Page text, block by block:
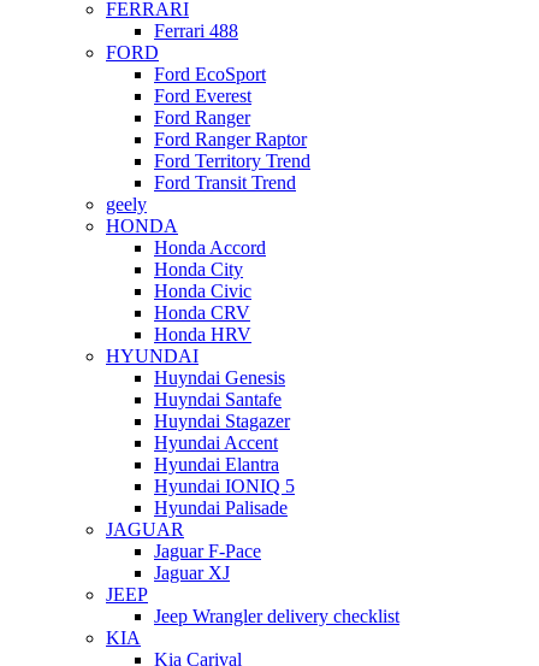
FERRARI
Ferrari 488
FORD
Ford EcoSport
Ford Everest
Ford Ranger
Ford Ranger Raptor
Ford Territory Trend
Ford Transit Trend
geely
HONDA
Honda Accord
Honda City
Honda Civic
Honda CRV
Honda HRV
HYUNDAI
Huyndai Genesis
Huyndai Santafe
Huyndai Stagazer
Hyundai Accent
Hyundai Elantra
Hyundai IONIQ 5
Hyundai Palisade
JAGUAR
Jaguar F-Pace
Jaguar XJ
JEEP
Jeep Wrangler delivery checklist
KIA
Kia Carival